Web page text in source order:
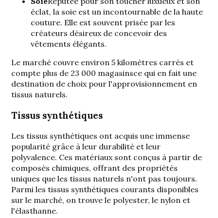
éclat, la soie est un incontournable de la haute
couture. Elle est souvent prisée par les
créateurs désireux de concevoir des
vêtements élégants.
Le marché couvre environ 5 kilomètres carrés et
compte plus de 23 000 magasinsce qui en fait une
destination de choix pour l'approvisionnement en
tissus naturels.
Tissus synthétiques
Les tissus synthétiques ont acquis une immense
popularité grâce à leur durabilité et leur
polyvalence. Ces matériaux sont conçus à partir de
composés chimiques, offrant des propriétés
uniques que les tissus naturels n'ont pas toujours.
Parmi les tissus synthétiques courants disponibles
sur le marché, on trouve le polyester, le nylon et
l'élasthanne.